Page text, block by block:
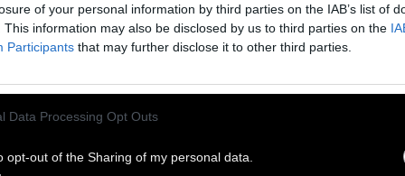
of your personal information by third parties on the IAB’s list of
This information may also be disclosed by us to third parties on the
Participants that may further disclose it to other third parties.
Data Processing Opt Outs
opt-out of the Sharing of my personal data.
σιγουριά για τον εαυτό σας, ότι οι άλλοι
παρεξήγησαν, σας αδίκησαν κι αυτό είναι.Αν
εκείνη την άποψη, δίνοντας
εξηγήσεις. Αν δεν σας βαραίνει, θα το
«Ω, στο κάτω-κάτω, έχω τη